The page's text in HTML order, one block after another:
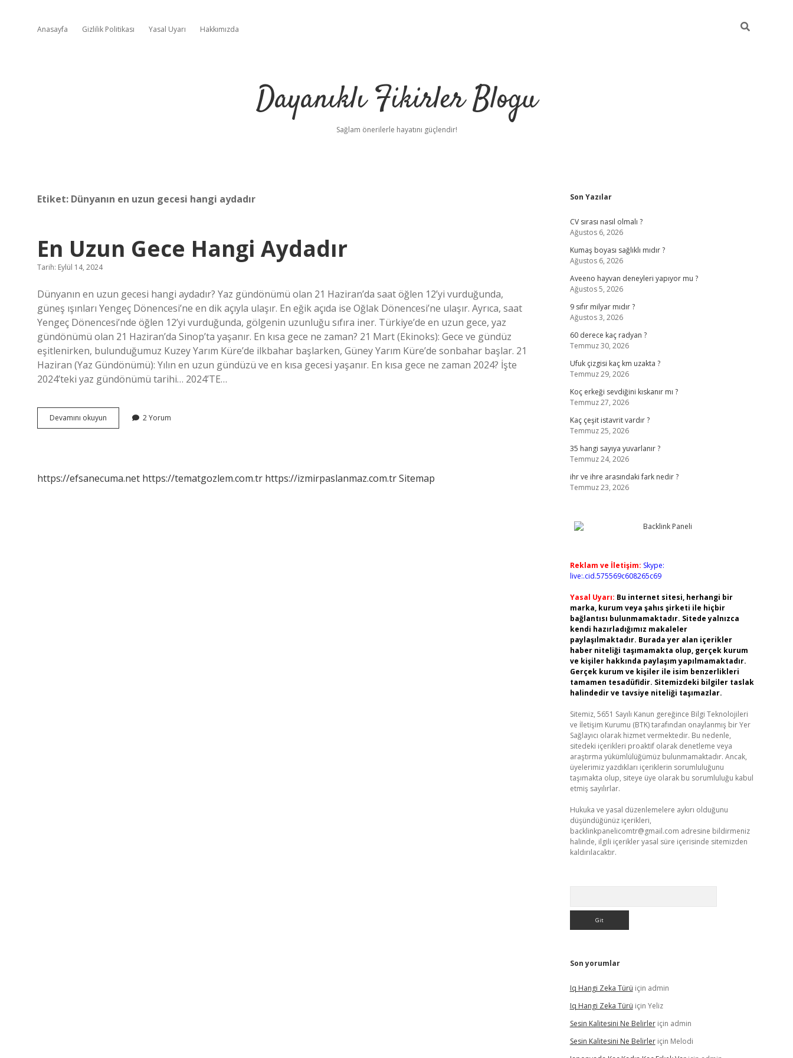
Anasayfa Gizlilik Politikası Yasal Uyarı Hakkımızda
Dayanıklı Fikirler Blogu
Sağlam önerilerle hayatını güçlendir!
Etiket: Dünyanın en uzun gecesi hangi aydadır
En Uzun Gece Hangi Aydadır
Tarih: Eylül 14, 2024
Dünyanın en uzun gecesi hangi aydadır? Yaz gündönümü olan 21 Haziran’da saat öğlen 12’yi vurduğunda,
güneş ışınları Yengeç Dönencesi’ne en dik açıyla ulaşır. En eğik açıda ise Oğlak Dönencesi’ne ulaşır. Ayrıca, saat
Yengeç Dönencesi’nde öğlen 12’yi vurduğunda, gölgenin uzunluğu sıfıra iner. Türkiye’de en uzun gece, yaz
gündönümü olan 21 Haziran’da Sinop’ta yaşanır. En kısa gece ne zaman? 21 Mart (Ekinoks): Gece ve gündüz
eşitlenirken, bulunduğumuz Kuzey Yarım Küre’de ilkbahar başlarken, Güney Yarım Küre’de sonbahar başlar. 21
Haziran (Yaz Gündönümü): Yılın en uzun gündüzü ve en kısa gecesi yaşanır. En kısa gece ne zaman 2024? İşte
2024’teki yaz gündönümü tarihi… 2024’TE…
Devamını okuyun
Uzun
2 Yorum
https://efsanecuma.net https://tematgozlem.com.tr https://izmirpaslanmaz.com.trSitemap
Sidebar
Son Yazılar
CV sırası nasıl olmalı ?
Ağustos 6, 2026
Kumaş boyası sağlıklı mıdır ?
Ağustos 6, 2026
Aveeno hayvan deneyleri yapıyor mu ?
Ağustos 5, 2026
9 sıfır milyar mıdır ?
Ağustos 3, 2026
60 derece kaç radyan ?
Temmuz 30, 2026
Ufuk çizgisi kaç km uzakta ?
Temmuz 29, 2026
Koç erkeği sevdiğini kıskanır mı ?
Temmuz 27, 2026
Kaç çeşit istavrit vardır ?
Temmuz 25, 2026
35 hangi sayıya yuvarlanır ?
Temmuz 24, 2026
ihr ve ihre arasındaki fark nedir ?
Temmuz 23, 2026
Reklam ve İletişim: Skype:
live:.cid.575569c608265c69
Yasal Uyarı: Bu internet sitesi, herhangi bir
marka, kurum veya şahıs şirketi ile hiçbir
bağlantısı bulunmamaktadır. Sitede yalnızca
kendi hazırladığımız makaleler
paylaşılmaktadır. Burada yer alan içerikler
haber niteliği taşımamakta olup, gerçek kurum
ve kişiler hakkında paylaşım yapılmamaktadır.
Gerçek kurum ve kişiler ile isim benzerlikleri
tamamen tesadüfidir. Sitemizdeki bilgiler taslak
halindedir ve tavsiye niteliği taşımazlar.
Sitemiz, 5651 Sayılı Kanun gereğince Bilgi Teknolojileri
ve İletişim Kurumu (BTK) tarafından onaylanmış bir Yer
Sağlayıcı olarak hizmet vermektedir. Bu nedenle,
sitedeki içerikleri proaktif olarak denetleme veya
araştırma yükümlülüğümüz bulunmamaktadır. Ancak,
üyelerimiz yazdıkları içeriklerin sorumluluğunu
taşımakta olup, siteye üye olarak bu sorumluluğu kabul
etmiş sayılırlar.
Hukuka ve yasal düzenlemelere aykırı olduğunu
düşündüğünüz içerikleri,
backlinkpanelicomtr@gmail.com adresine bildirmeniz
halinde, ilgili içerikler yasal süre içerisinde sitemizden
kaldırılacaktır.
Son yorumlar
Iq Hangi Zeka Türü için admin
Iq Hangi Zeka Türü için Yeliz
Sesin Kalitesini Ne Belirleriçin admin
Sesin Kalitesini Ne Belirleriçin Melodi